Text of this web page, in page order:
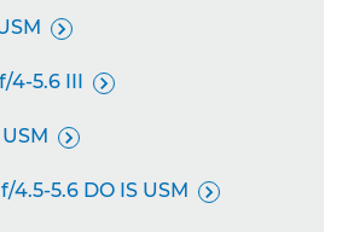

4-5.6 III 

5.6 DO IS USM 